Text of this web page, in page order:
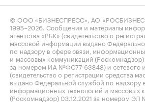
© ООО «БИЗНЕСПРЕСС», АО
1995–2026. Сообщения и материалы
агентства «РБК» (свидетельство о
массовой информации выдано
по надзору в сфере связи,
и массовых коммуникаций (Роскомнадзор)
за номером ИА №ФС77-63848) и сетевого
(свидетельство о регистрации средства
выдано Федеральной службой по надзору
информационных технологий и массовых
(Роскомнадзор) 03.12.2021 за номером